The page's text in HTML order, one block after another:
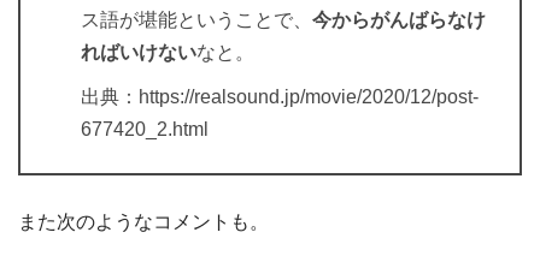
ス語が堪能ということで、 今からがんばらなけ
ればいけないなと。
出典：https://realsound.jp/movie/2020/12/post-
677420_2.html
また次のようなコメントも。